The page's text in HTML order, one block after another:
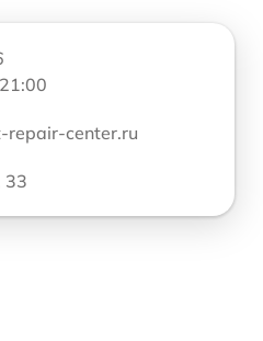
repair-center.ru
33